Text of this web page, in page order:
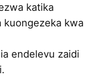
katika
kuongezeka kwa
endelevu zaidi